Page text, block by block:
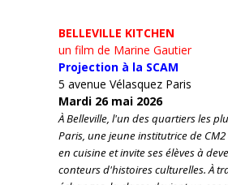
BELLEVILLE KITCHEN
un film de Marine Gautier
Projection à la SCAM
5 avenue Vélasquez Paris
Mardi 26 mai 2026
À Belleville, l'un des quartiers les
Paris, une jeune institutrice de
en cuisine et invite ses élèves à
conteurs d'histoires culturelles. À